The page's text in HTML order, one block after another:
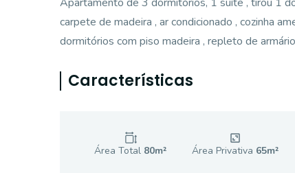
carpete de madeira , ar condicionado , cozinha
dormitórios com piso madeira , repleto de
Características
Área Total 80m² Área Privativa 65m²